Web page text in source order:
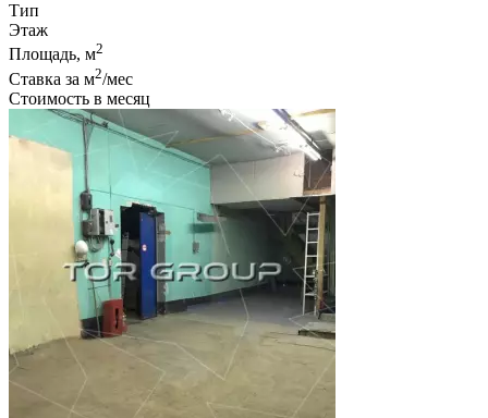
Тип
Этаж
Площадь, м2
Ставка за м2/мес
Стоимость в месяц